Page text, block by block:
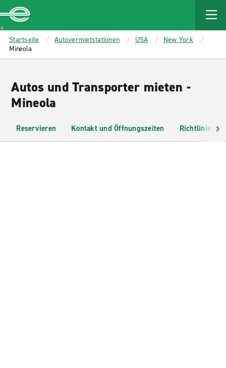
MAIN
CONTENT
Enterprise
Startseite Autovermietstationen USA
New York
Mineola
Autos und Transporter mieten -
Mineola
Reservieren Kontakt und Öffnungszeiten Richtlinien